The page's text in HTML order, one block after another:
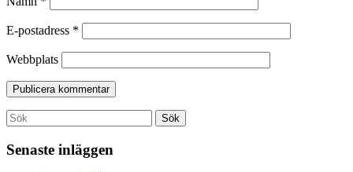
E-postadress *
Webbplats
Search
for:
Sök
Senaste inläggen